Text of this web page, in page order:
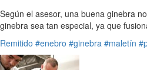
Según el asesor, una buena ginebra
ginebra sea tan especial, ya que
Remitido #enebro #ginebra #maletín